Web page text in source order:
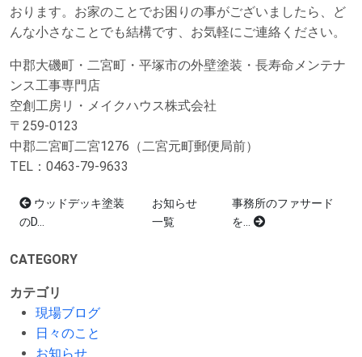
おります。お家のことでお困りの事がございましたら、ど
んな小さなことでも結構です、お気軽にご連絡ください。
中郡大磯町・二宮町・平塚市の外壁塗装・長寿命メンテナ
ンス工事専門店
空創工房リ・メイクハウス株式会社
〒259-0123
中郡二宮町二宮1276（二宮元町郵便局前）
TEL：0463-79-9633
ウッドデッキ塗装
のD...
お知らせ
一覧
事務所のファサード
を...
CATEGORY
カテゴリ
現場ブログ
日々のこと
お知らせ